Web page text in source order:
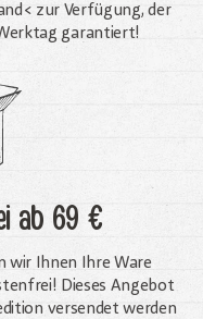
zur Verfügung, der
garantiert!
ab 69 €
wir Ihnen Ihre Ware
Dieses Angebot
versendet werden